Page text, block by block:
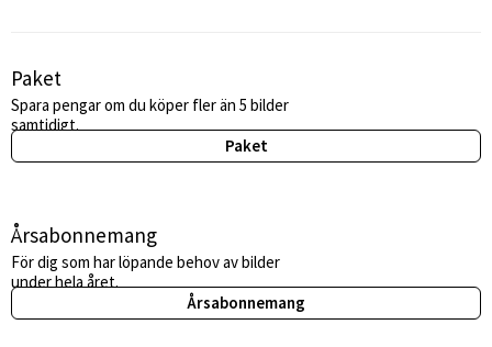
Paket
Spara pengar om du köper fler än 5 bilder
samtidigt.
Paket
Årsabonnemang
För dig som har löpande behov av bilder
under hela året.
Årsabonnemang